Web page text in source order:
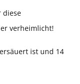
diese
verheimlicht!
ist und 14